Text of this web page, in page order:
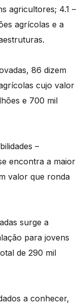
agricultores; 4.1 –
agrícolas e a
86 dizem
cujo valor
e 700 mil
–
encontra a maior
valor que ronda
surge a
para jovens
de 290 mil
a conhecer,